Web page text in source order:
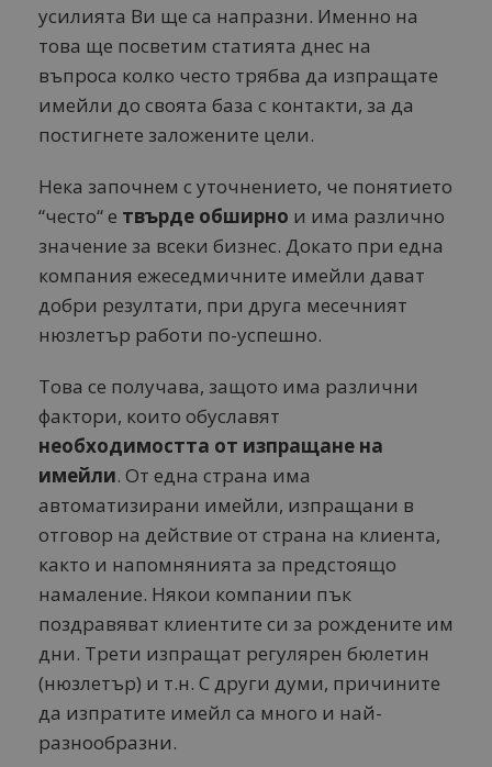
усилията Ви ще са напразни. Именно на
това ще посветим статията днес на
въпроса колко често трябва да изпращате
имейли до своята база с контакти, за да
постигнете заложените цели.
Нека започнем с уточнението, че понятието
“често“ е твърде обширно и има различно
значение за всеки бизнес. Докато при една
компания ежеседмичните имейли дават
добри резултати, при друга месечният
нюзлетър работи по-успешно.
Това се получава, защото има различни
фактори, които обуславят
необходимостта от изпращане на
имейли. От една страна има
автоматизирани имейли, изпращани в
отговор на действие от страна на клиента,
както и напомнянията за предстоящо
намаление. Някои компании пък
поздравяват клиентите си за рождените им
дни. Трети изпращат регулярен бюлетин
(нюзлетър) и т.н. С други думи, причините
да изпратите имейл са много и най-
разнообразни.